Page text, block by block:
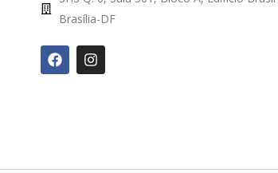
Brasília-DF